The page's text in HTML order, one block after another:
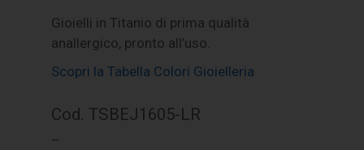
Gioielli in Titanio di prima qualità
anallergico, pronto all’uso.
Scopri la Tabella Colori Gioielleria
Cod. TSBEJ1605-LR
–